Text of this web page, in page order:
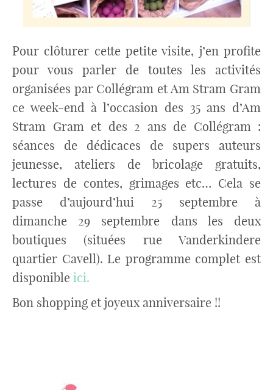
Pour clôturer cette petite visite, j’en profite
pour vous parler de toutes les activités
organisées par Collégram et Am Stram Gram
ce week-end à l’occasion des 35 ans d’Am
Stram Gram et des 2 ans de Collégram :
séances de dédicaces de supers auteurs
jeunesse, ateliers de bricolage gratuits,
lectures de contes, grimages etc… Cela se
passe d’aujourd’hui 25 septembre à
dimanche 29 septembre dans les deux
boutiques (situées rue Vanderkindere
quartier Cavell). Le programme complet est
disponible ici.
Bon shopping et joyeux anniversaire !!